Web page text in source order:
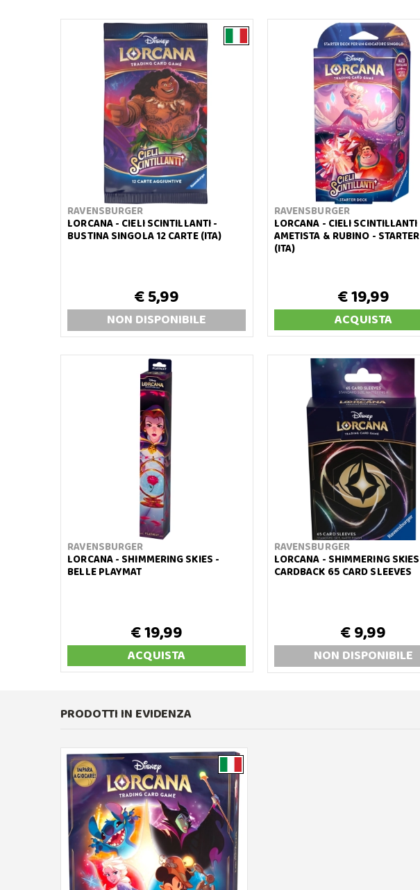
RAVENSBURGER
LORCANA - CIELI SCINTILLANTI -
BUSTINA SINGOLA 12 CARTE (ITA)
€ 5,99
NON DISPONIBILE
RAVENSBURGER
LORCANA - CIELI
AMETISTA & RUBINO -
(ITA)
€ 19,99
ACQUISTA
RAVENSBURGER
LORCANA - SHIMMERING SKIES -
BELLE PLAYMAT
€ 19,99
ACQUISTA
RAVENSBURGER
LORCANA - SHIMMERING
CARDBACK 65 CARD SLEEVES
€ 9,99
NON DISPONIBILE
PRODOTTI IN EVIDENZA